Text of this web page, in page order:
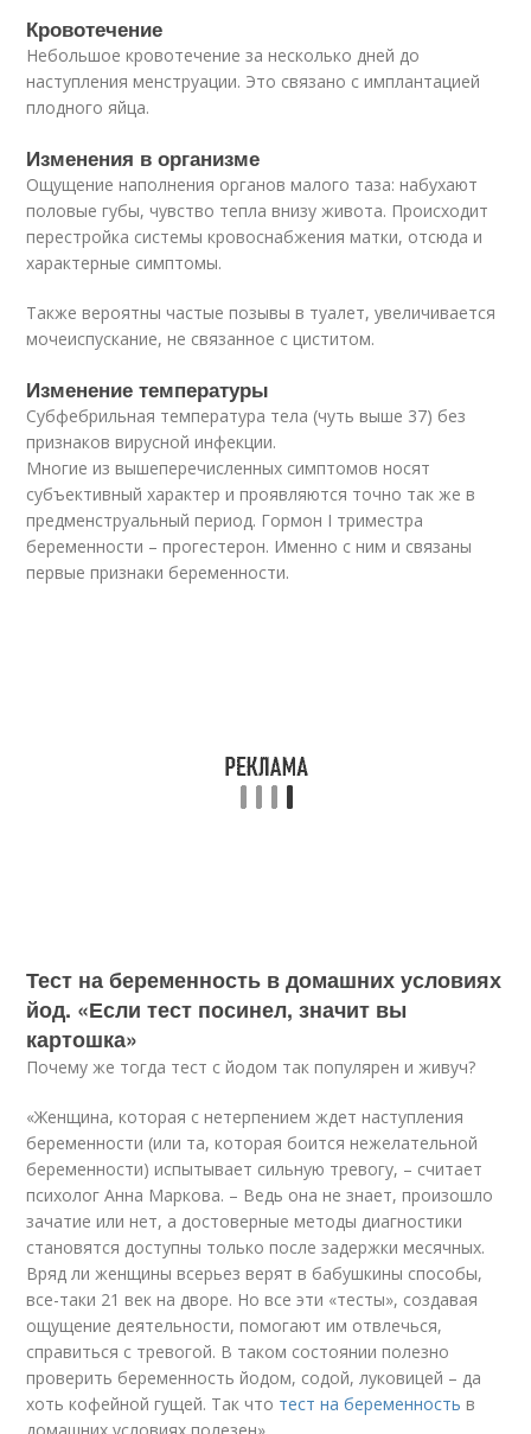
Кровотечение
Небольшое кровотечение за несколько дней до
наступления менструации. Это связано с имплантацией
плодного яйца.
Изменения в организме
Ощущение наполнения органов малого таза: набухают
половые губы, чувство тепла внизу живота. Происходит
перестройка системы кровоснабжения матки, отсюда и
характерные симптомы.
Также вероятны частые позывы в туалет, увеличивается
мочеиспускание, не связанное с циститом.
Изменение температуры
Субфебрильная температура тела (чуть выше 37) без
признаков вирусной инфекции.
Многие из вышеперечисленных симптомов носят
субъективный характер и проявляются точно так же в
предменструальный период. Гормон I триместра
беременности – прогестерон. Именно с ним и связаны
первые признаки беременности.
Тест на беременность в домашних условиях
йод. «Если тест посинел, значит вы
картошка»
Почему же тогда тест с йодом так популярен и живуч?
«Женщина, которая с нетерпением ждет наступления
беременности (или та, которая боится нежелательной
беременности) испытывает сильную тревогу, – считает
психолог Анна Маркова. – Ведь она не знает, произошло
зачатие или нет, а достоверные методы диагностики
становятся доступны только после задержки месячных.
Вряд ли женщины всерьез верят в бабушкины способы,
все-таки 21 век на дворе. Но все эти «тесты», создавая
ощущение деятельности, помогают им отвлечься,
справиться с тревогой. В таком состоянии полезно
проверить беременность йодом, содой, луковицей – да
хоть кофейной гущей. Так что тест на беременность в